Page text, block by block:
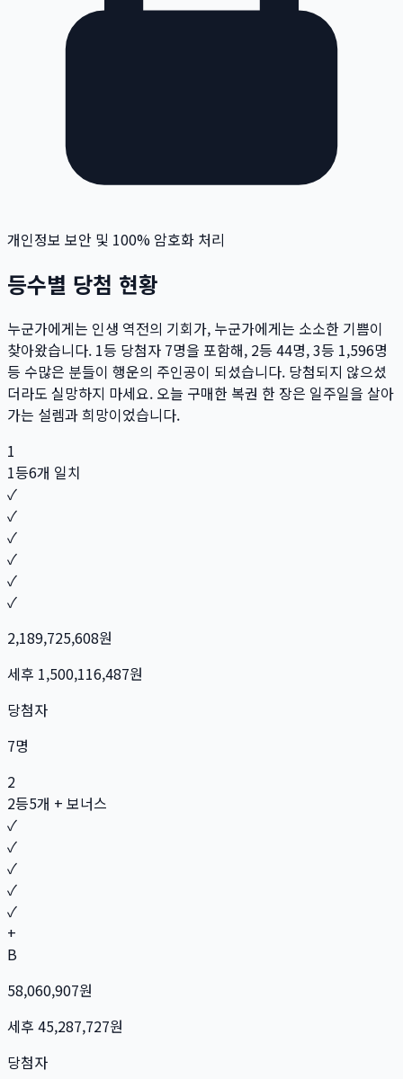
개인정보 보안 및 100% 암호화 처리
등수별 당첨 현황
누군가에게는 인생 역전의 기회가, 누군가에게는 소소한 기쁨이
찾아왔습니다. 1등 당첨자 7명을 포함해, 2등 44명, 3등 1,596명
등 수많은 분들이 행운의 주인공이 되셨습니다. 당첨되지 않으셨
더라도 실망하지 마세요. 오늘 구매한 복권 한 장은 일주일을 살아
가는 설렘과 희망이었습니다.
1
1등6개 일치
✓
✓
✓
✓
✓
✓
2,189,725,608원
세후 1,500,116,487원
당첨자
7명
2
2등5개 + 보너스
✓
✓
✓
✓
✓
+
B
58,060,907원
세후 45,287,727원
당첨자